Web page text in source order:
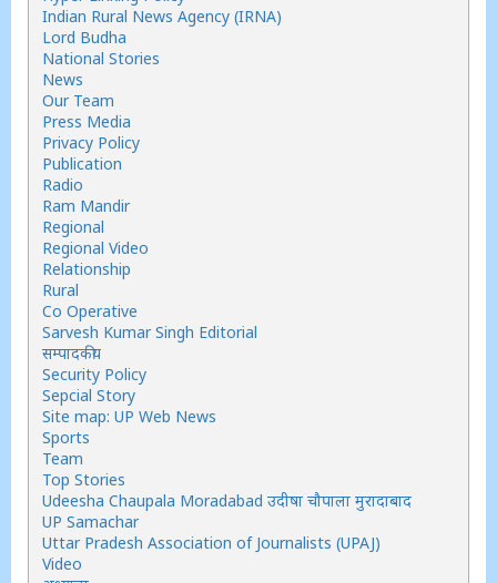
Indian Rural News Agency (IRNA)
Lord Budha
National Stories
News
Our Team
Press Media
Privacy Policy
Publication
Radio
Ram Mandir
Regional
Regional Video
Relationship
Rural
Co Operative
Sarvesh Kumar Singh Editorial
सम्पादकीय
Security Policy
Sepcial Story
Site map: UP Web News
Sports
Team
Top Stories
Udeesha Chaupala Moradabad उदीषा चौपाला मुरादाबाद
UP Samachar
Uttar Pradesh Association of Journalists (UPAJ)
Video